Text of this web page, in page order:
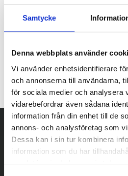
Samtycke
Denna webbplats använder
Vi använder enhetsidentifierare
och annonserna till användarna,
för sociala medier och analysera
vidarebefordrar även sådana
information från din enhet till de
annons- och analysföretag som
Dessa kan i sin tur kombinera
information som du har